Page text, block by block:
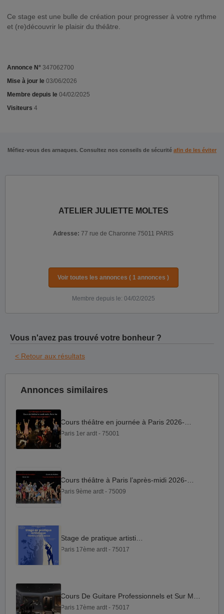
Ce stage est une bulle de création pour progresser à votre rythme
et (re)découvrir le plaisir du théâtre.
Annonce N° 347062700
Mise à jour le 03/06/2026
Membre depuis le 04/02/2025
Visiteurs 4
Méfiez-vous des arnaques. Consultez nos conseils de sécurité afin de les éviter
ATELIER JULIETTE MOLTES
Adresse: 77 rue de Charonne 75011 PARIS
Voir toutes les annonces ( 1 annonces )
Membre depuis le: 04/02/2025
Vous n'avez pas trouvé votre bonheur ?
< Retour aux résultats
Annonces similaires
Paris 1er ardt - 75001
Paris 9ème ardt - 75009
Paris 17ème ardt - 75017
Paris 17ème ardt - 75017